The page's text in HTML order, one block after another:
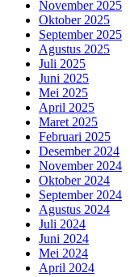
November 2025
Oktober 2025
September 2025
Agustus 2025
Juli 2025
Juni 2025
Mei 2025
April 2025
Maret 2025
Februari 2025
Desember 2024
November 2024
Oktober 2024
September 2024
Agustus 2024
Juli 2024
Juni 2024
Mei 2024
April 2024